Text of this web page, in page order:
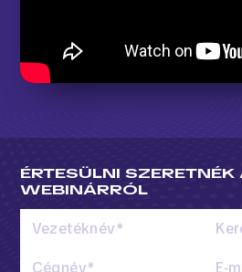
ÉRTESÜLNI
WEBINÁRRÓL